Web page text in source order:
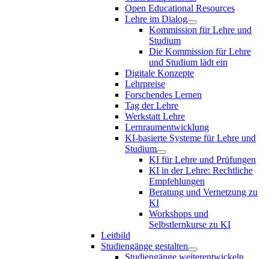
Open Educational Resources
Lehre im Dialog
Kommission für Lehre und
Studium
Die Kommission für Lehre
und Studium lädt ein
Digitale Konzepte
Lehrpreise
Forschendes Lernen
Tag der Lehre
Werkstatt Lehre
Lernraumentwicklung
KI-basierte Systeme für Lehre und
Studium
KI für Lehre und Prüfungen
KI in der Lehre: Rechtliche
Empfehlungen
Beratung und Vernetzung zu
KI
Workshops und
Selbstlernkurse zu KI
Leitbild
Studiengänge gestalten
Studiengänge weiterentwickeln